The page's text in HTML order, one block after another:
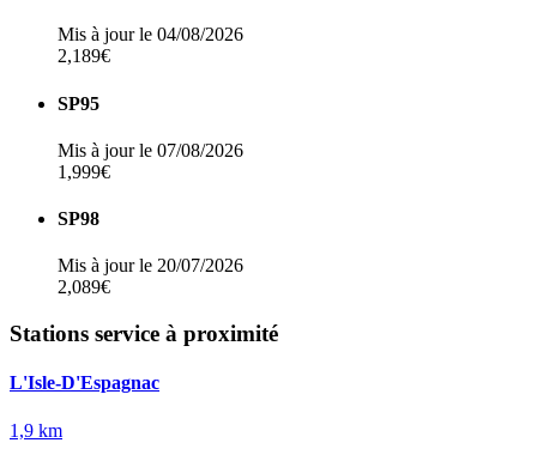
Mis à jour le 04/08/2026
2,189€
SP95
Mis à jour le 07/08/2026
1,999€
SP98
Mis à jour le 20/07/2026
2,089€
Stations service à proximité
L'Isle-D'Espagnac
1,9 km